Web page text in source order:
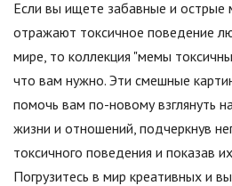
Если вы ищете забавные и
отражают токсичное поведение
мире, то коллекция "мемы
что вам нужно. Эти смешные
помочь вам по-новому взглянуть
жизни и отношений, подчеркнув
токсичного поведения и показав
Погрузитесь в мир креативных и